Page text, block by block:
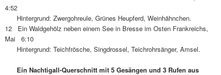
4:52
Hintergrund: Zwergohreule, Grünes Heupferd, Weinhähnchen.
12 Ein Waldgehölz neben einem See in Bresse im Osten Frankreichs,
Mai 6:10
Hintergrund: Teichfrösche, Singdrossel, Teichrohrsänger, Amsel.
Ein Nachtigall-Querschnitt mit 5 Gesängen und 3 Rufen aus